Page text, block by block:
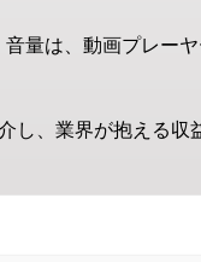
量は、動画プレー
、業界が抱える収